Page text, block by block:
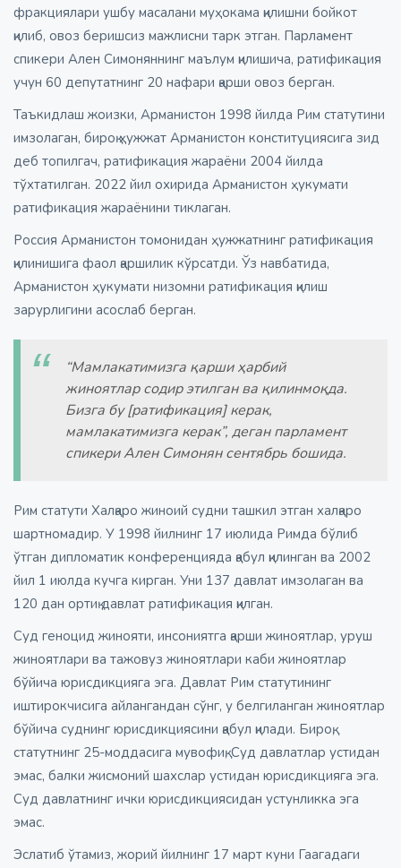
фракциялари ушбу масалани муҳокама қилишни бойкот
қилиб, овоз беришсиз мажлисни тарк этган. Парламент
спикери Ален Симоняннинг маълум қилишича, ратификация
учун 60 депутатнинг 20 нафари қарши овоз берган.
Таъкидлаш жоизки, Арманистон 1998 йилда Рим статутини
имзолаган, бироқ ҳужжат Арманистон конституциясига зид
деб топилгач, ратификация жараёни 2004 йилда
тўхтатилган. 2022 йил охирида Арманистон ҳукумати
ратификация жараёнини тиклаган.
Россия Арманистон томонидан ҳужжатнинг ратификация
қилинишига фаол қаршилик кўрсатди. Ўз навбатида,
Арманистон ҳукумати низомни ратификация қилиш
зарурлигини асослаб берган.
“Мамлакатимизга қарши ҳарбий
жиноятлар содир этилган ва қилинмоқда.
Бизга бу [ратификация] керак,
мамлакатимизга керак”, деган парламент
спикери Ален Симонян сентябрь бошида.
Рим статути Халқаро жиноий судни ташкил этган халқаро
шартномадир. У 1998 йилнинг 17 июлида Римда бўлиб
ўтган дипломатик конференцияда қабул қилинган ва 2002
йил 1 июлда кучга кирган. Уни 137 давлат имзолаган ва
120 дан ортиқ давлат ратификация қилган.
Суд геноцид жинояти, инсониятга қарши жиноятлар, уруш
жиноятлари ва тажовуз жиноятлари каби жиноятлар
бўйича юрисдикцияга эга. Давлат Рим статутининг
иштирокчисига айлангандан сўнг, у белгиланган жиноятлар
бўйича суднинг юрисдикциясини қабул қилади. Бироқ,
статутнинг 25-моддасига мувофиқ, Суд давлатлар устидан
эмас, балки жисмоний шахслар устидан юрисдикцияга эга.
Суд давлатнинг ички юрисдикциясидан устунликка эга
эмас.
Эслатиб ўтамиз, жорий йилнинг 17 март куни Гаагадаги